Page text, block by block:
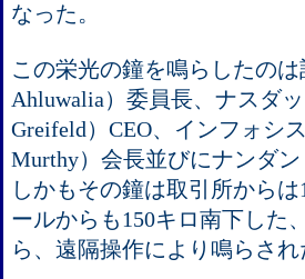
なった。
この栄光の鐘を鳴らしたの
Ahluwalia）委員長、ナスダ
Greifeld）CEO、インフォシ
Murthy）会長並びにナンダ
しかもその鐘は取引所から
ールからも150キロ南下した
ら、遠隔操作により鳴らされ